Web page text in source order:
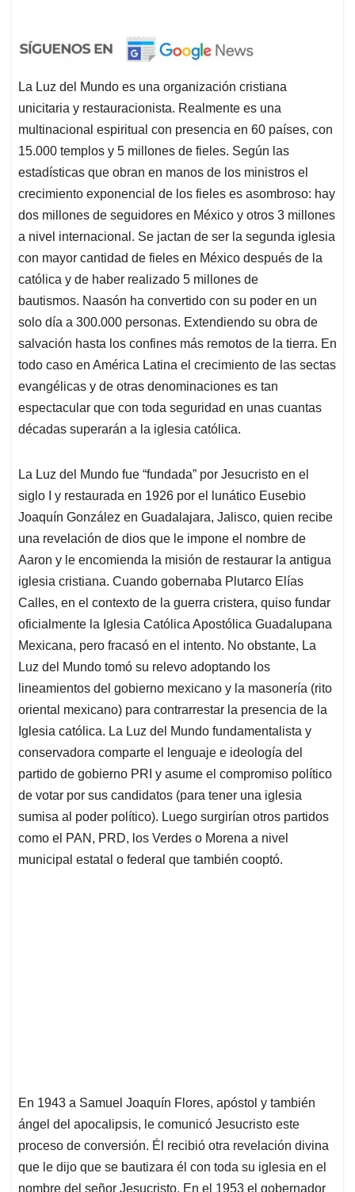
La Luz del Mundo es una organización cristiana
unicitaria y restauracionista. Realmente es una
multinacional espiritual con presencia en 60 países, con
15.000 templos y 5 millones de fieles. Según las
estadísticas que obran en manos de los ministros el
crecimiento exponencial de los fieles es asombroso: hay
dos millones de seguidores en México y otros 3 millones
a nivel internacional. Se jactan de ser la segunda iglesia
con mayor cantidad de fieles en México después de la
católica y de haber realizado 5 millones de
bautismos. Naasón ha convertido con su poder en un
solo día a 300.000 personas. Extendiendo su obra de
salvación hasta los confines más remotos de la tierra. En
todo caso en América Latina el crecimiento de las sectas
evangélicas y de otras denominaciones es tan
espectacular que con toda seguridad en unas cuantas
décadas superarán a la iglesia católica.
La Luz del Mundo fue “fundada” por Jesucristo en el
siglo I y restaurada en 1926 por el lunático Eusebio
Joaquín González en Guadalajara, Jalisco, quien recibe
una revelación de dios que le impone el nombre de
Aaron y le encomienda la misión de restaurar la antigua
iglesia cristiana. Cuando gobernaba Plutarco Elías
Calles, en el contexto de la guerra cristera, quiso fundar
oficialmente la Iglesia Católica Apostólica Guadalupana
Mexicana, pero fracasó en el intento. No obstante, La
Luz del Mundo tomó su relevo adoptando los
lineamientos del gobierno mexicano y la masonería (rito
oriental mexicano) para contrarrestar la presencia de la
Iglesia católica. La Luz del Mundo fundamentalista y
conservadora comparte el lenguaje e ideología del
partido de gobierno PRI y asume el compromiso político
de votar por sus candidatos (para tener una iglesia
sumisa al poder político). Luego surgirían otros partidos
como el PAN, PRD, los Verdes o Morena a nivel
municipal estatal o federal que también cooptó.
En 1943 a Samuel Joaquín Flores, apóstol y también
ángel del apocalipsis, le comunicó Jesucristo este
proceso de conversión. Él recibió otra revelación divina
que le dijo que se bautizara él con toda su iglesia en el
nombre del señor Jesucristo. En el 1953 el gobernador